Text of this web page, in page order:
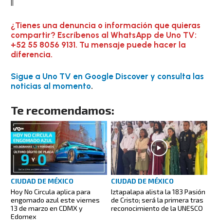
¿Tienes una denuncia o información que quieras
compartir? Escríbenos al WhatsApp de Uno TV:
+52 55 8056 9131. Tu mensaje puede hacer la
diferencia.
Sigue a Uno TV en Google Discover y consulta las
noticias al momento.
Te recomendamos:
CIUDAD DE MÉXICO
Hoy No Circula aplica para
engomado azul este viernes
13 de marzo en CDMX y
Edomex
CIUDAD DE MÉXICO
Iztapalapa alista la 183 Pasión
de Cristo; será la primera tras
reconocimiento de la UNESCO